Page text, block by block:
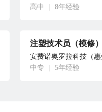
高中
8年经验
注塑技术员（模修
安费诺奥罗拉科技（
中专
5年经验